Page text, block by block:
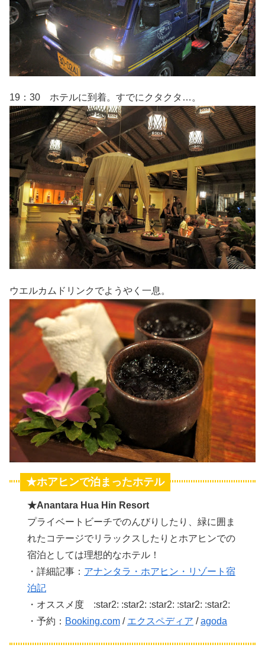
19：30 ホテルに到着。すでにクタクタ…。
ウエルカムドリンクでようやく一息。
★ホアヒンで泊まったホテル
★Anantara Hua Hin Resort
プライベートビーチでのんびりしたり、緑に囲ま
れたコテージでリラックスしたりとホアヒンでの
宿泊としては理想的なホテル！
・詳細記事： アナンタラ・ホアヒン・リゾート宿
泊記
・オススメ度 :star2: :star2: :star2: :star2: :star2:
・予約： Booking.com / エクスペディア /agoda